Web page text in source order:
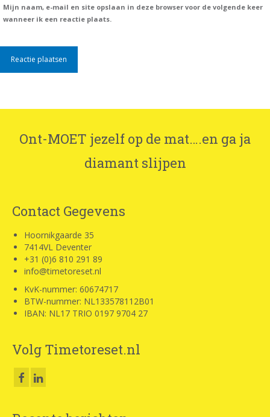
Mijn naam, e-mail en site opslaan in deze browser voor de volgende keer
wanneer ik een reactie plaats.
Ont-MOET jezelf op de mat….en ga ja
diamant slijpen
Contact Gegevens
Hoornikgaarde 35
7414VL Deventer
+31 (0)6 810 291 89
info@timetoreset.nl
KvK-nummer: 60674717
BTW-nummer: NL133578112B01
IBAN: NL17 TRIO 0197 9704 27
Volg Timetoreset.nl